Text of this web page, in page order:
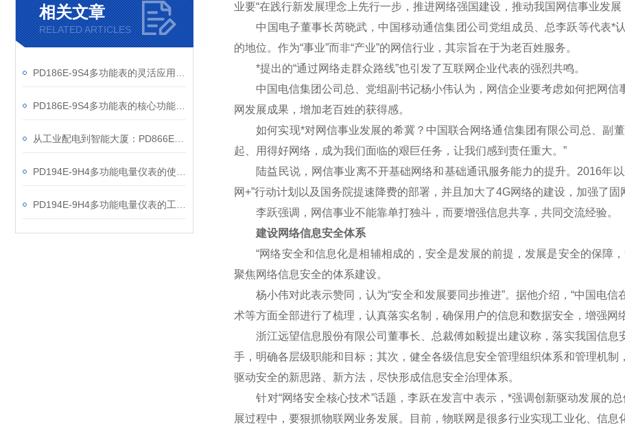
相关文章
RELATED ARTICLES
业要“在践行新发展理念上先行一步，推进网络强国建设，推动我国网信事业发
中国电子董事长芮晓武，中国移动通信集团公司党组成员、总李跃等代表*
的地位。作为“事业”而非“产业”的网信行业，其宗旨在于为老百姓服务。
*提出的“通过网络走群众路线”也引发了互联网企业代表的强烈共鸣。
中国电信集团公司总、党组副书记杨小伟认为，网信企业要考虑如何把网信
网发展成果，增加老百姓的获得感。
如何实现*对网信事业发展的希冀？中国联合网络通信集团有限公司总、副董
起、用得好网络，成为我们面临的艰巨任务，让我们感到责任重大。”
陆益民说，网信事业离不开基础网络和基础通讯服务能力的提升。2016年以
网+”行动计划以及国务院提速降费的部署，并且加大了4G网络的建设，加强了固
李跃强调，网信事业不能靠单打独斗，而要增强信息共享，共同交流经验。
建设网络信息安全体系
“网络安全和信息化是相辅相成的，安全是发展的前提，发展是安全的保障
聚焦网络信息安全的体系建设。
杨小伟对此表示赞同，认为“安全和发展要同步推进”。据他介绍，“中国电信
术等方面全部进行了梳理，认真落实名制，确保用户的信息和数据安全，增强网
浙江远望信息股份有限公司董事长、总裁傅如毅提出建议称，落实我国信息
手，明确各层级职能和目标；其次，健全各级信息安全管理组织体系和管理机
驱动安全的新思路、新方法，尽快形成信息安全治理体系。
针对“网络安全核心技术”话题，李跃在发言中表示，*强调创新驱动发展的
展过程中，要狠抓物联网业务发展。目前，物联网是很多行业实现工业化、信